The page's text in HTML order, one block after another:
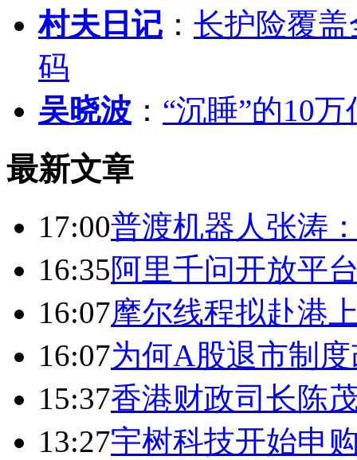
村夫日记 ： 长护险覆
码
吴晓波 ： “沉睡”的10
最新文章
17:00普渡机器人张涛
16:35阿里千问开放平
16:07摩尔线程拟赴港
16:07为何A股退市制
15:37香港财政司长陈
13:27宇树科技开始申